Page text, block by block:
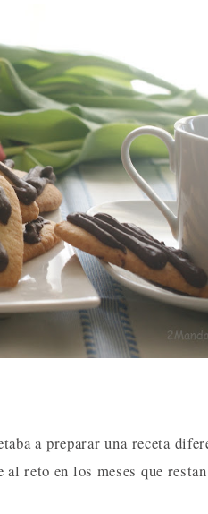
a preparar una receta
reto en los meses que